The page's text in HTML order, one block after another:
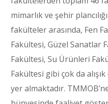
mimarlık ve şehir
fakülteler arasında, Fen
Fakültesi, Güzel Sanatlar
Fakültesi, Su Ürünleri
Fakültesi gibi çok da
yer almaktadır.